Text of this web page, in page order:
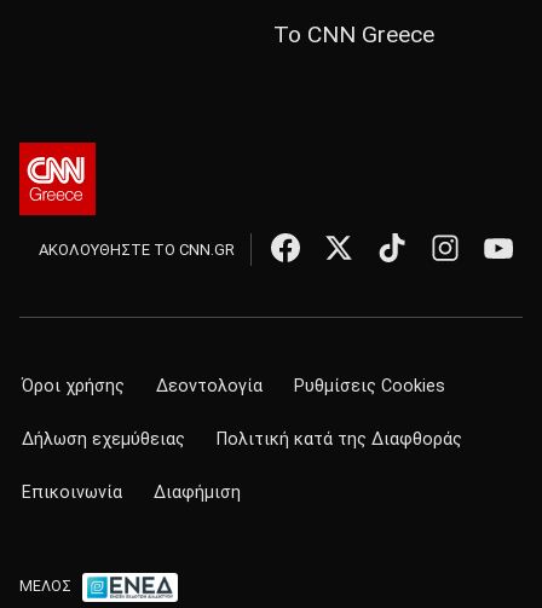
Το CNN Greece
ΑΚΟΛΟΥΘΗΣΤΕ ΤΟ CNN.GR
Όροι χρήσης Δεοντολογία Ρυθμίσεις Cookies
Δήλωση εχεμύθειας Πολιτική κατά της Διαφθοράς
Επικοινωνία Διαφήμιση
ΜΕΛΟΣ